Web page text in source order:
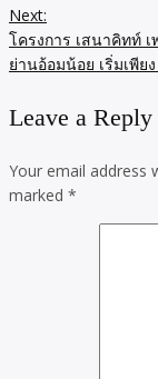
Next:
โครงการ เสนาคิทท์
ย่านอ้อมน้อย เริ่มเพีย
Leave a Reply
Your email address
marked *